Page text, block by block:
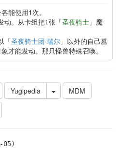
能使用1次。
。从卡组把1张「圣夜骑士」魔
「圣夜骑士团·瑞尔」以外的自己墓
才能发动。那只怪兽特殊召唤。
Yugipedia
MDM
05)